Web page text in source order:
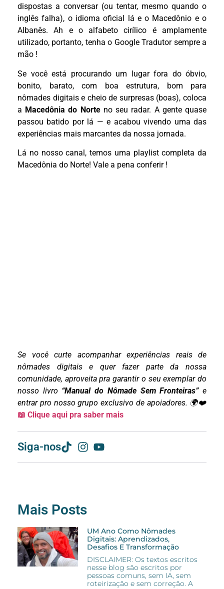
dispostas a conversar (ou tentar, mesmo quando o
inglês falha), o idioma oficial lá e o Macedônio e o
Albanês. Ah e o alfabeto cirílico é amplamente
utilizado, portanto, tenha o Google Tradutor sempre a
mão !
Se você está procurando um lugar fora do óbvio,
bonito, barato, com boa estrutura, bom para
nômades digitais e cheio de surpresas (boas), coloca
a Macedônia do Norteno seu radar. A gente quase
passou batido por lá — e acabou vivendo uma das
experiências mais marcantes da nossa jornada.
Lá no nosso canal, temos uma playlist completa da
Macedônia do Norte! Vale a pena conferir !
Se você curte acompanhar experiências reais de
nômades digitais e quer fazer parte da nossa
comunidade, aproveita pra garantir o seu exemplar do
nosso livro “Manual do Nômade Sem Fronteiras”e
entrar pro nosso grupo exclusivo de apoiadores. 🌍❤️
📖 Clique aqui pra saber mais
Siga-nos
Mais Posts
UM Ano Como Nômades
Digitais: Aprendizados,
Desafios E Transformação
DISCLAIMER: Os textos escritos
nesse blog são escritos por
pessoas comuns, sem IA, sem
roteirização e sem correção. A